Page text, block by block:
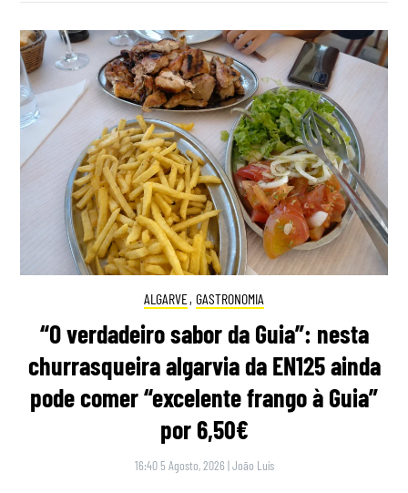
ALGARVE, GASTRONOMIA
“O verdadeiro sabor da Guia”: nesta
churrasqueira algarvia da EN125 ainda
pode comer “excelente frango à Guia”
por 6,50€
16:40 5 Agosto, 2026 |João Luís